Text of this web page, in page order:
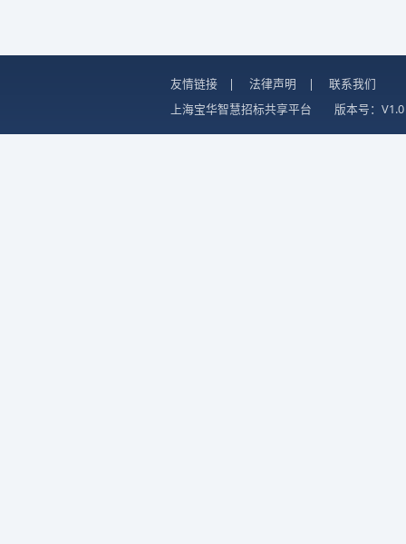
友情链接 | 法律声明 |
联系我们
上海宝华智慧招标共享平台
版本号：V1.0